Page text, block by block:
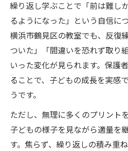
繰り返し学ぶことで「前は難し
るようになった」という自信に
横浜市鶴見区の教室でも、反復
ついた」「間違いを恐れず取り
いった変化が見られます。保護
ることで、子どもの成長を実感
うです。
ただし、無理に多くのプリント
子どもの様子を見ながら適量を
す。焦らず、繰り返しの積み重